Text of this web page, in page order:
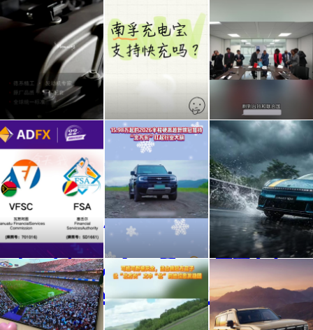
全球
5大
顶级
火花
塞，
赶时
间最
怕什
么？
插上
台铃
和联
合国
签约
了，
ADFX15.98在18